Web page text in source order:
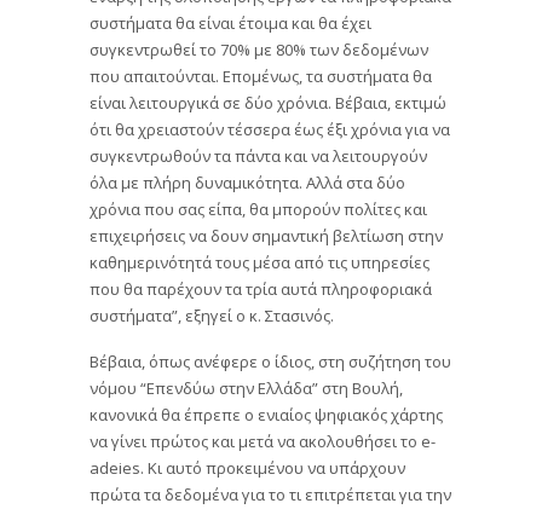
συστήματα θα είναι έτοιμα και θα έχει
συγκεντρωθεί το 70% με 80% των δεδομένων
που απαιτούνται. Επομένως, τα συστήματα θα
είναι λειτουργικά σε δύο χρόνια. Βέβαια, εκτιμώ
ότι θα χρειαστούν τέσσερα έως έξι χρόνια για να
συγκεντρωθούν τα πάντα και να λειτουργούν
όλα με πλήρη δυναμικότητα. Αλλά στα δύο
χρόνια που σας είπα, θα μπορούν πολίτες και
επιχειρήσεις να δουν σημαντική βελτίωση στην
καθημερινότητά τους μέσα από τις υπηρεσίες
που θα παρέχουν τα τρία αυτά πληροφοριακά
συστήματα”, εξηγεί ο κ. Στασινός.
Βέβαια, όπως ανέφερε ο ίδιος, στη συζήτηση του
νόμου “Επενδύω στην Ελλάδα” στη Βουλή,
κανονικά θα έπρεπε ο ενιαίος ψηφιακός χάρτης
να γίνει πρώτος και μετά να ακολουθήσει το e-
adeies. Κι αυτό προκειμένου να υπάρχουν
πρώτα τα δεδομένα για το τι επιτρέπεται για την